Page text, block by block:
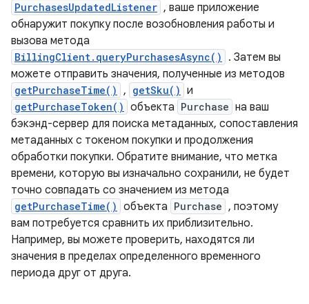
PurchasesUpdatedListener , ваше приложение
обнаружит покупку после возобновления работы и
вызова метода
BillingClient.queryPurchasesAsync()
. Затем вы
можете отправить значения, полученные из методов
getPurchaseTime() , getSku() и
getPurchaseToken() объекта Purchase на ваш
бэкэнд-сервер для поиска метаданных, сопоставления
метаданных с токеном покупки и продолжения
обработки покупки. Обратите внимание, что метка
времени, которую вы изначально сохранили, не будет
точно совпадать со значением из метода
getPurchaseTime() объекта Purchase , поэтому
вам потребуется сравнить их приблизительно.
Например, вы можете проверить, находятся ли
значения в пределах определенного временного
периода друг от друга.